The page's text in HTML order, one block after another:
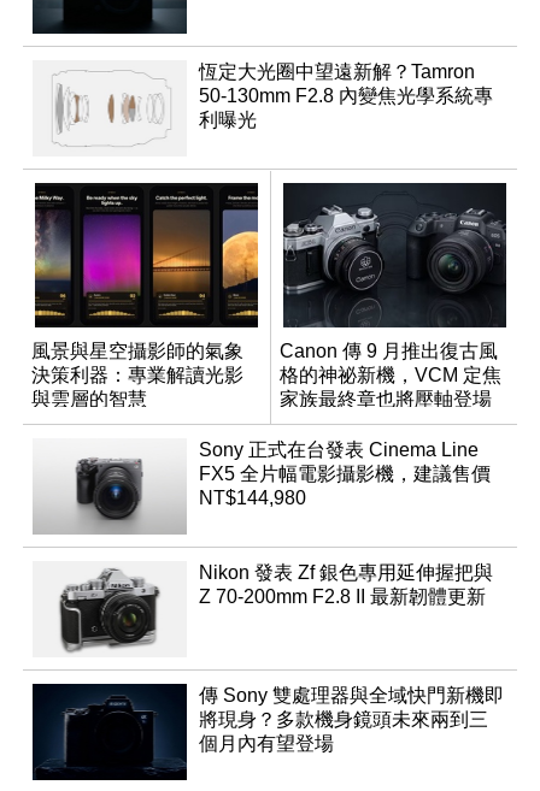
恆定大光圈中望遠新解？Tamron
50-130mm F2.8 內變焦光學系統專
利曝光
風景與星空攝影師的氣象
決策利器：專業解讀光影
與雲層的智慧
App「Atmos」登場
Canon 傳 9 月推出復古風
格的神祕新機，VCM 定焦
家族最終章也將壓軸登場
Sony 正式在台發表 Cinema Line
FX5 全片幅電影攝影機，建議售價
NT$144,980
Nikon 發表 Zf 銀色專用延伸握把與
Z 70-200mm F2.8 II 最新韌體更新
傳 Sony 雙處理器與全域快門新機即
將現身？多款機身鏡頭未來兩到三
個月內有望登場